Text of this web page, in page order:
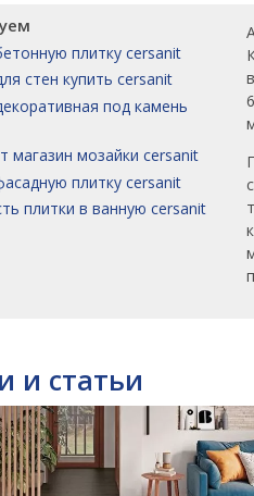
плитку cersanit
стен купить cersanit
под камень
магазин мозайки cersanit
плитку cersanit
плитки в ванную cersanit
и статьи